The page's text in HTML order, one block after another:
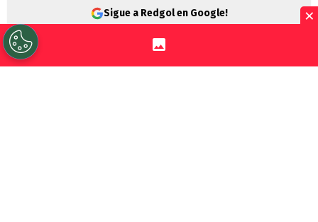
Sigue a Redgol en Google!
ElMundial 2026será recordado como el
×